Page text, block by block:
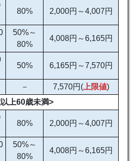
80% 2,000円～4,007円
50%～
80%
4,008円～6,165円
50% 6,165円～7,570円
－ 7,570円(上限値)
上60歳未満>
80% 2,000円～4,007円
50%～
80%
4,008円～6,165円